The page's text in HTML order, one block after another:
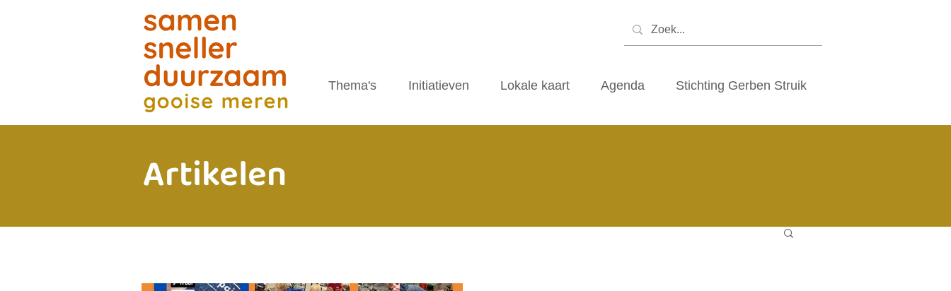
Thema's Initiatieven Lokale kaart Agenda Stichting Gerben Struik
Artikelen